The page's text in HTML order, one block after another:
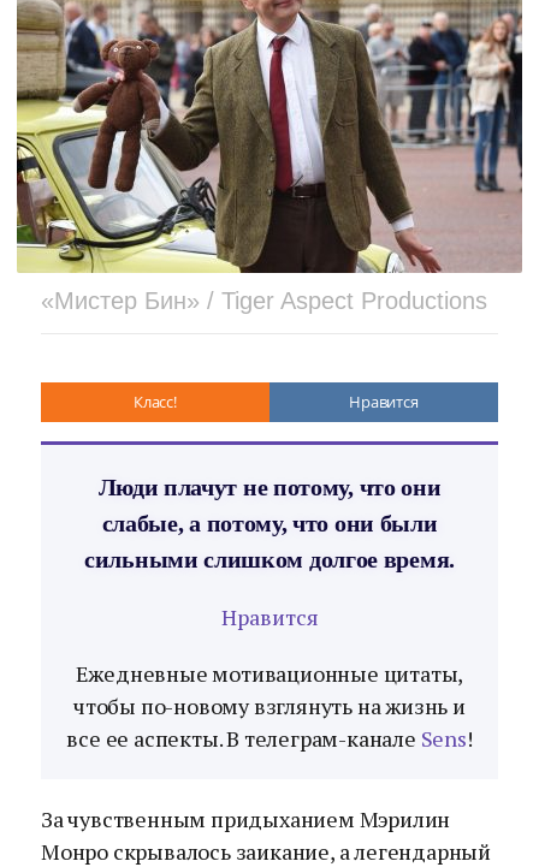
«Мистер Бин» / Tiger Aspect Productions
Класс! Нравится
Люди плачут не потому, что они
слабые, а потому, что они были
сильными слишком долгое время.
Нравится
Ежедневные мотивационные цитаты,
чтобы по-новому взглянуть на жизнь и
все ее аспекты. В телеграм-канале Sens!
За чувственным придыханием Мэрилин
Монро скрывалось заикание, а легендарный